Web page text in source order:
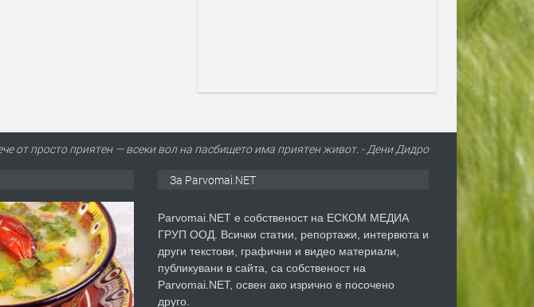
от просто приятен — всеки вол на пасбището има приятен живот. - Дени Дидро
За Parvomai.NET
Parvomai.NET е собственост на ЕСКОМ МЕДИА
ГРУП ООД. Всички статии, репортажи, интервюта и
други текстови, графични и видео материали,
публикувани в сайта, са собственост на
Parvomai.NET, освен ако изрично е посочено
друго.